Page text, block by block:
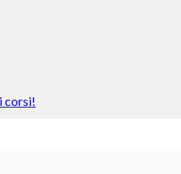
corsi!